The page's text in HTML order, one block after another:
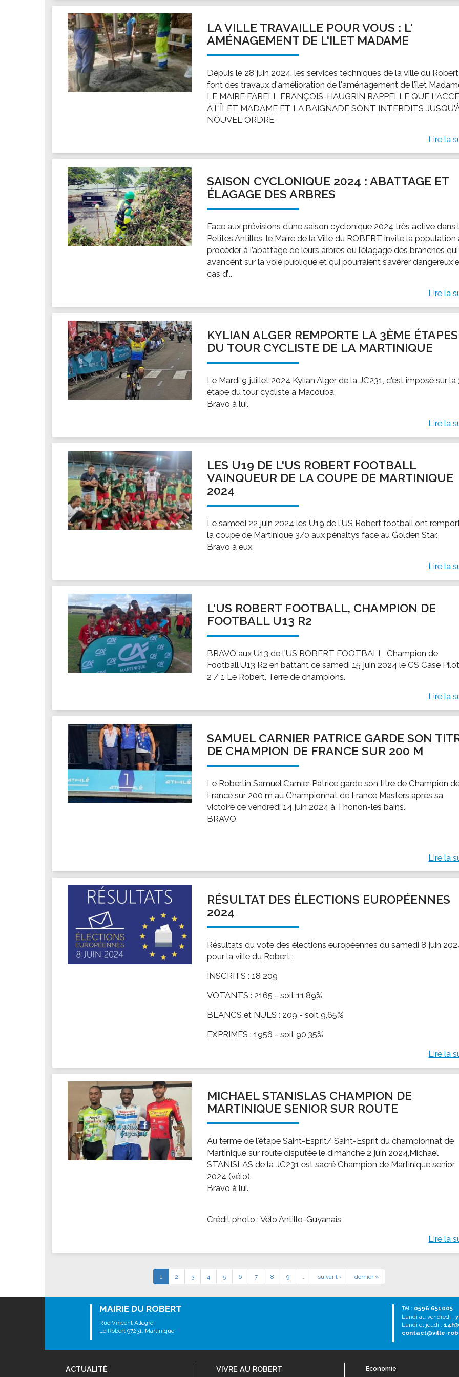
Les droits et obligations
Faire une demande de subvention
Les activités des associations
VIE PRATIQUE
Les espaces numériques
Les marchés
Le funéraire
Numéros d'urgence
SANTÉ
Annuaire santé
LA VILLE TRAVAILLE POUR VOUS : L'
AMÉNAGEMENT DE L'ILET MADAME
Depuis le 28 juin 2024, les services techniques de la ville du Robert
font des travaux d'amélioration de l'aménagement de l'îlet
LE MAIRE FARELL FRANÇOIS-HAUGRIN RAPPELLE QUE
À L'ÎLET MADAME ET LA BAIGNADE SONT INTERDITS
NOUVEL ORDRE.
Lire la
SAISON CYCLONIQUE 2024 : ABATTAGE ET
ÉLAGAGE DES ARBRES
Face aux prévisions d’une saison cyclonique 2024 très active dans
Petites Antilles, le Maire de la Ville du ROBERT invite la population
procéder à l’abattage de leurs arbres ou l’élagage des branches qui
avancent sur la voie publique et qui pourraient s’avérer dangereux
cas d’...
Lire la
KYLIAN ALGER REMPORTE LA 3ÈME ÉTAPES
DU TOUR CYCLISTE DE LA MARTINIQUE
Le Mardi 9 juillet 2024 Kylian Alger de la JC231, c'est imposé sur la
étape du tour cycliste à Macouba.
Bravo à lui.
Lire la
LES U19 DE L'US ROBERT FOOTBALL
VAINQUEUR DE LA COUPE DE MARTINIQUE
2024
Le samedi 22 juin 2024 les U19 de l'US Robert football ont
la coupe de Martinique 3/0 aux pénaltys face au Golden Star.
Bravo à eux.
Lire la
L'US ROBERT FOOTBALL, CHAMPION DE
FOOTBALL U13 R2
BRAVO aux U13 de l'US ROBERT FOOTBALL, Champion de
Football U13 R2 en battant ce samedi 15 juin 2024 le CS Case
2 / 1 Le Robert, Terre de champions.
Lire la
SAMUEL CARNIER PATRICE GARDE SON
DE CHAMPION DE FRANCE SUR 200 M
Le Robertin Samuel Carnier Patrice garde son titre de Champion
France sur 200 m au Championnat de France Masters après sa
victoire ce vendredi 14 juin 2024 à Thonon-les bains.
BRAVO.
Lire la
RÉSULTAT DES ÉLECTIONS EUROPÉENNES
2024
Résultats du vote des élections européennes du samedi 8 juin
pour la ville du Robert :
INSCRITS : 18 209
VOTANTS : 2165 - soit 11,89%
BLANCS et NULS : 209 - soit 9,65%
EXPRIMÉS : 1956 - soit 90,35%
Lire la
MICHAEL STANISLAS CHAMPION DE
MARTINIQUE SENIOR SUR ROUTE
Au terme de l'étape Saint-Esprit/ Saint-Esprit du championnat de
Martinique sur route disputée le dimanche 2 juin 2024,Michael
STANISLAS de la JC231 est sacré Champion de Martinique senior
2024 (vélo).
Bravo à lui.
Crédit photo : Vélo Antillo-Guyanais
Lire la
1 2 3 4 5 6 7 8 9 suivant › dernier »
MAIRIE DU ROBERT
Rue Vincent Allègre,
Le Robert 97231, Martinique
Tél : 0596 651005
Lundi au vendredi :
Lundi et jeudi :
contact@ville-
ACTUALITÉ VIVRE AU ROBERT Economie